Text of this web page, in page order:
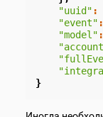
"uuid" :
"event" :
"model" :
}